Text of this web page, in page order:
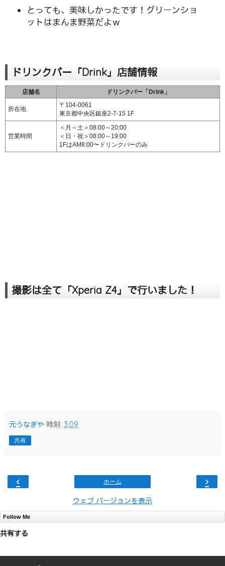
とっても、美味しかったです！グリーンショ
ットはまんま野菜だよｗ
ドリンクバー「Drink」店舗情報
店舗名 ドリンクバー「Drink」
所在地
〒104-0061
東京都中央区銀座2-7-15 1F
営業時間
＜月～土＞08:00～20:00
＜日・祝＞08:00～19:00
1FはAM8:00〜ドリンクバーのみ
撮影は全て「Xperia Z4」で行いました！
元うなぎや 時刻: 3:09
共有
‹ ›
ホーム
ウェブ バージョンを表示
Follow Me
共有する